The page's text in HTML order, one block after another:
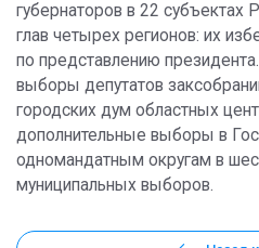
губернаторов в 22
глав четырех регионов: их
по представлению
выборы депутатов
городских дум областных
дополнительные выборы в
одномандатным округам в
муниципальных выборов.